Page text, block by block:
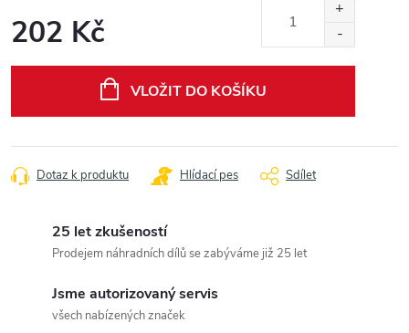
202 Kč
VLOŽIT DO KOŠÍKU
Dotaz k produktu Hlídací pes Sdílet
25 let zkušeností
Prodejem náhradních dílů se zabýváme již 25 let
Jsme autorizovaný servis
všech nabízených značek